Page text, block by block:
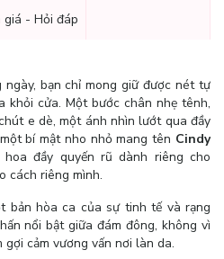
- Hỏi đáp
bạn chỉ mong giữ được nét tự
cửa. Một bước chân nhẹ tênh,
e dè, một ánh nhìn lướt qua đầy
bí mật nho nhỏ mang tên Cindy
đầy quyến rũ dành riêng cho
cách riêng mình.
bản hòa ca của sự tinh tế và rạng
nổi bật giữa đám đông, không vì
cảm vương vấn nơi làn da.